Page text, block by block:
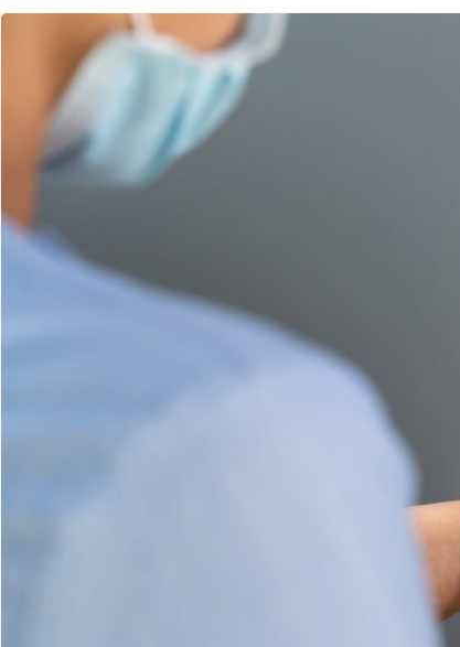
採用情報
サステナビリティ
ASOURCE DATABASE